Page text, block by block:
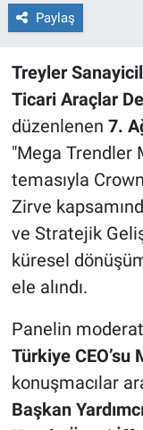
Paylaş
Treyler
Ticari Araçlar
düzenlenen 7.
"Mega Trendler
temasıyla
Zirve
ve Stratejik
küresel
ele alındı.
Panelin
Türkiye CEO’su
konuşmacılar
Başkan